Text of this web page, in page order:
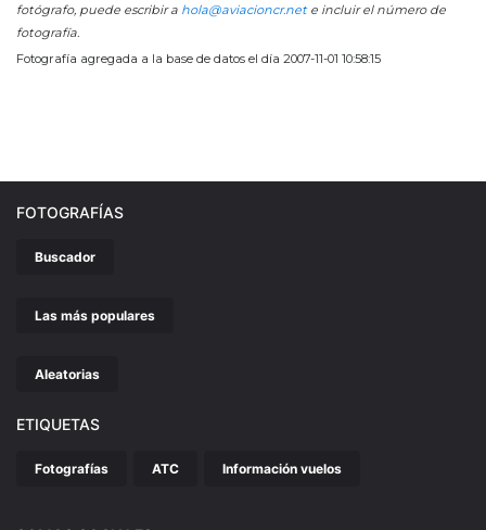
fotógrafo, puede escribir a hola@aviacioncr.nete incluir el número de
fotografía.
Fotografía agregada a la base de datos el día 2007-11-01 10:58:15
FOTOGRAFÍAS
Buscador
Las más populares
Aleatorias
ETIQUETAS
Fotografías ATC Información vuelos